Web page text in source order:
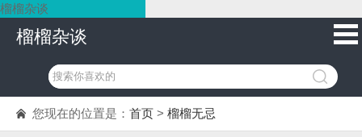
榴榴杂谈
榴榴杂谈
您现在的位置是： 首页 > 榴榴无忌